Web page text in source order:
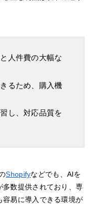
人件費の大幅な
るため、購入機
し、対応品質を
Shopifyなどでも、AIを
数提供されており、専
容易に導入できる環境が